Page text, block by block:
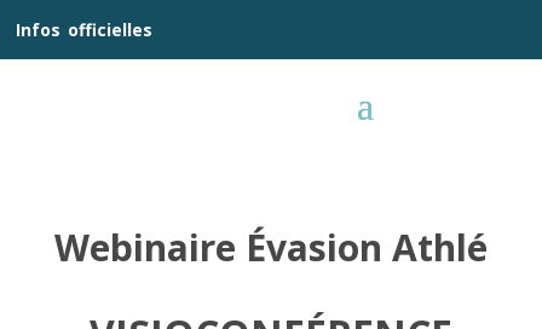
Infos officielles
Webinaire Évasion Athlé